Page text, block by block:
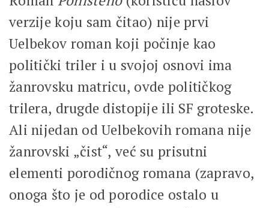
verzije koju sam čitao) nije prvi
Uelbekov roman koji počinje kao
politički triler i u svojoj osnovi ima
žanrovsku matricu, ovde političkog
trilera, drugde distopije ili SF groteske.
Ali nijedan od Uelbekovih romana nije
žanrovski „čist“, već su prisutni
elementi porodičnog romana (zapravo,
onoga što je od porodice ostalo u